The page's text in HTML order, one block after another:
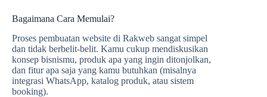
Bagaimana Cara Memulai?
Proses pembuatan website di Rakweb sangat simpel
dan tidak berbelit-belit. Kamu cukup mendiskusikan
konsep bisnismu, produk apa yang ingin ditonjolkan,
dan fitur apa saja yang kamu butuhkan (misalnya
integrasi WhatsApp, katalog produk, atau sistem
booking).